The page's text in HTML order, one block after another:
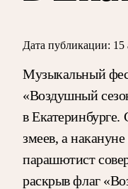
Дата публикации: 15
Музыкальный
«Воздушный
в Екатеринбурге.
змеев, а
парашютист
раскрыв флаг